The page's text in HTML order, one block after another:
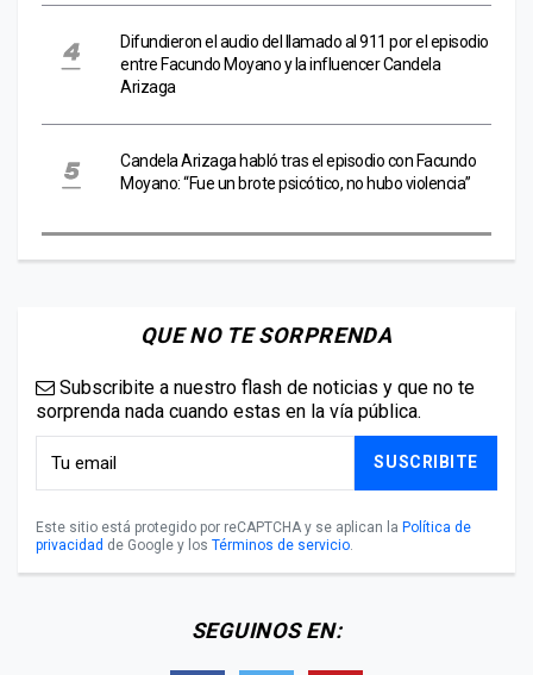
Difundieron el audio del llamado al 911 por el episodio
entre Facundo Moyano y la influencer Candela
Arizaga
Candela Arizaga habló tras el episodio con Facundo
Moyano: “Fue un brote psicótico, no hubo violencia”
QUE NO TE SORPRENDA
Subscribite a nuestro flash de noticias y que no te
sorprenda nada cuando estas en la vía pública.
SUSCRIBITE
Este sitio está protegido por reCAPTCHA y se aplican la Política de
privacidad de Google y los Términos de servicio.
SEGUINOS EN: